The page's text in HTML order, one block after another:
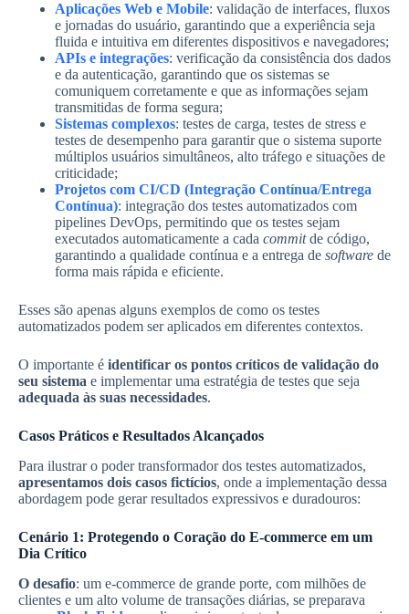
Aplicações Web e Mobile: validação de interfaces, fluxos
e jornadas do usuário, garantindo que a experiência seja
fluida e intuitiva em diferentes dispositivos e navegadores;
APIs e integrações: verificação da consistência dos dados
e da autenticação, garantindo que os sistemas se
comuniquem corretamente e que as informações sejam
transmitidas de forma segura;
Sistemas complexos: testes de carga, testes de stress e
testes de desempenho para garantir que o sistema suporte
múltiplos usuários simultâneos, alto tráfego e situações de
criticidade;
Projetos com CI/CD (Integração Contínua/Entrega
Contínua): integração dos testes automatizados com
pipelines DevOps, permitindo que os testes sejam
executados automaticamente a cada commitde código,
garantindo a qualidade contínua e a entrega de software de
forma mais rápida e eficiente.
Esses são apenas alguns exemplos de como os testes
automatizados podem ser aplicados em diferentes contextos.
O importante é identificar os pontos críticos de validação do
seu sistema e implementar uma estratégia de testes que seja
adequada às suas necessidades.
Casos Práticos e Resultados Alcançados
Para ilustrar o poder transformador dos testes automatizados,
apresentamos dois casos fictícios, onde a implementação dessa
abordagem pode gerar resultados expressivos e duradouros:
Cenário 1: Protegendo o Coração do E-commerce em um
Dia Crítico
O desafio: um e-commerce de grande porte, com milhões de
clientes e um alto volume de transações diárias, se preparava